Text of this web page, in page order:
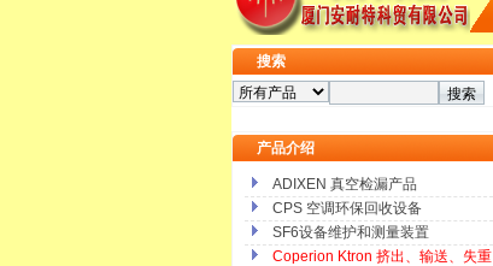
搜索
产品介绍
ADIXEN 真空检漏产品
CPS 空调环保回收设备
SF6设备维护和测量装置
Coperion Ktron 挤出、输送、失重